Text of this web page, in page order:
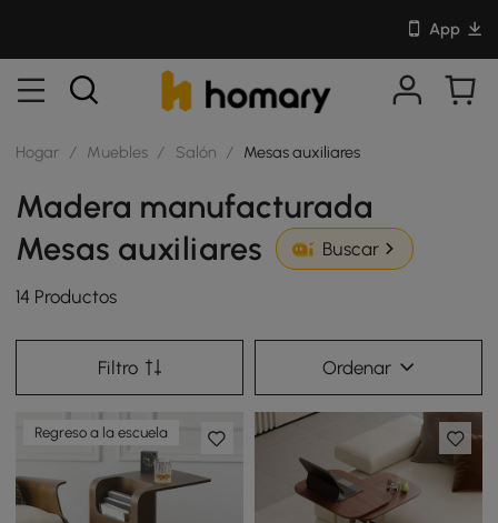
App
Hogar / Muebles / Salón / Mesas auxiliares
Madera manufacturada
Mesas auxiliares
Buscar
14 Productos
Filtro Ordenar
Regreso a la escuela